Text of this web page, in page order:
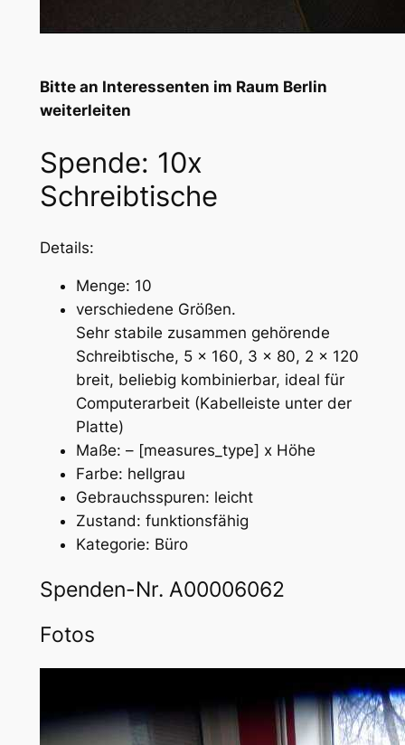
Bitte an Interessenten im Raum Berlin
weiterleiten
Spende: 10x
Schreibtische
Details:
Menge: 10
verschiedene Größen.
Sehr stabile zusammen gehörende
Schreibtische, 5 x 160, 3 x 80, 2 x 120
breit, beliebig kombinierbar, ideal für
Computerarbeit (Kabelleiste unter der
Platte)
Maße: – [measures_type] x Höhe
Farbe: hellgrau
Gebrauchsspuren: leicht
Zustand: funktionsfähig
Kategorie: Büro
Spenden-Nr. A00006062
Fotos